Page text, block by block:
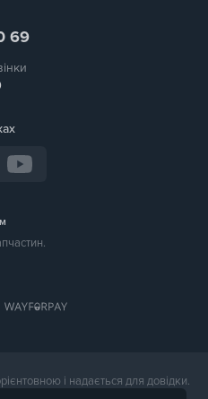
69
і надається для довідки.